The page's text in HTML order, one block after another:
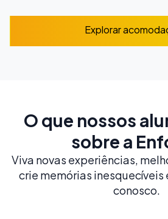
Explorar
O que nossos
sobre a
Viva novas experiências,
crie memórias
conosco.